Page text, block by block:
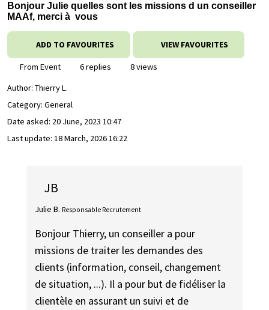
Bonjour Julie quelles sont les missions d un conseiller
MAAf, merci à vous
ADD TO FAVOURITES VIEW FAVOURITES
From Event 6 replies
8 views
Author: Thierry L.
Category: General
Date asked: 20 June, 2023 10:47
Last update: 18 March, 2026 16:22
JB
Julie B. Responsable Recrutement
Bonjour Thierry, un conseiller a pour
missions de traiter les demandes des
clients (information, conseil, changement
de situation, ...). Il a pour but de fidéliser la
clientèle en assurant un suivi et de